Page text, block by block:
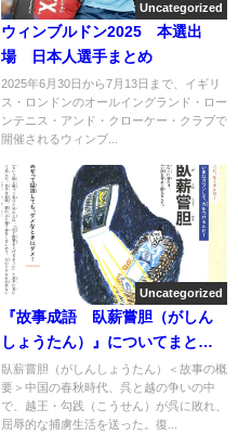
Uncategorized
ウィンブルドン2025 本選出
場 日本人選手まとめ
2025年6月30日から7月13日まで、イギリ
ス・ロンドンのオールイングランド・ロー
ンテニス・アンド・クローケー・クラブで
開催されるウィンブ...
Uncategorized
『故事成語 臥薪嘗胆（がしん
しょうたん）』についてまとめ
てみた
臥薪嘗胆（がしんしょうたん）＜故事の概
要＞中国の春秋時代、呉と越の争いの中
で、越王・勾践（こうせん）が呉に敗れ、
屈辱的な捕虜生活を送った。復...